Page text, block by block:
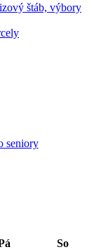
štáb, výbory
seniory
So